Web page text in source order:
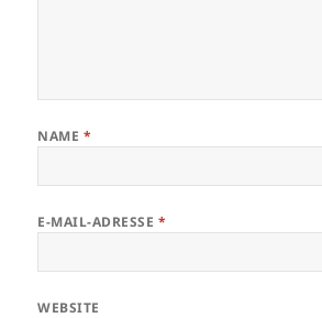
NAME *
E-MAIL-ADRESSE *
WEBSITE